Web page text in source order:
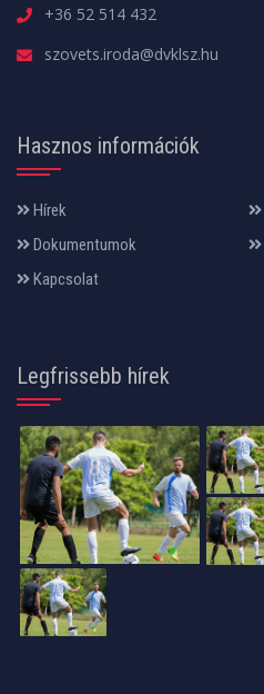
+36 52 514 432
szovets.iroda@dvklsz.hu
Hasznos információk
Hírek
Dokumentumok
Kapcsolat
Legfrissebb hírek